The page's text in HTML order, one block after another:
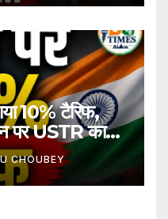
10% टैरिफ,
पर USTR का
CHOUBEY